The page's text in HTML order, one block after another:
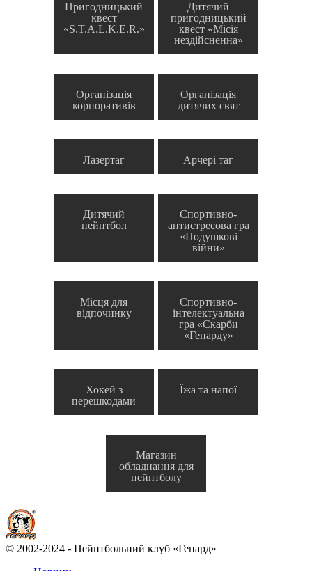
Пригодницький
квест
«S.T.A.L.K.E.R.»
Дитячий
пригодницький
квест «Місія
нездійсненна»
Організація
корпоративів
Організація
дитячих свят
Лазертаг Арчері таг
Дитячий
пейнтбол
Спортивно-
антистресова гра
«Подушкові
війни»
Місця для
відпочинку
Спортивно-
інтелектуальна
гра «Скарби
«Гепарду»
Хокей з
перешкодами
Їжа та напої
Магазин
обладнання для
пейнтболу
© 2002-2024 - Пейнтбольний клуб «Гепард»